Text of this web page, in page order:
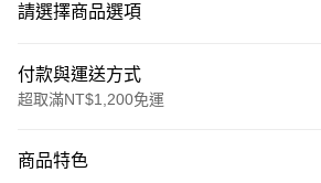
請選擇商品選項
付款與運送方式
超取滿NT$1,200免運
信用卡一次付款
商品特色